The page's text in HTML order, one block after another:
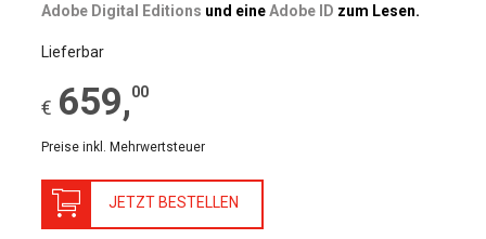
Adobe Digital Editions und eineAdobe ID zum Lesen.
Lieferbar
€ 659,00
Preise inkl. Mehrwertsteuer
JETZT BESTELLEN